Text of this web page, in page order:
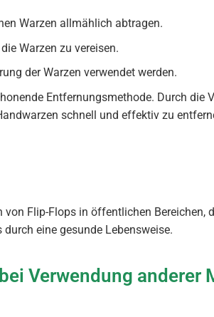
Warzen allmählich abtragen.
Warzen zu vereisen.
der Warzen verwendet werden.
Entfernungsmethode. Durch die
schnell und effektiv zu
Flip-Flops in öffentlichen Bereichen,
eine gesunde Lebensweise.
Verwendung anderer